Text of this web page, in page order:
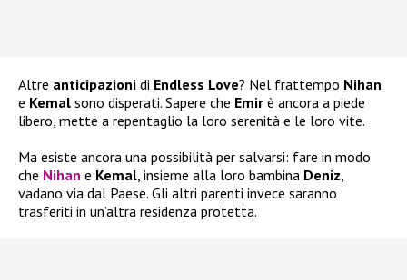
Altre anticipazioni di Endless Love? Nel frattempo Nihan
e Kemal sono disperati. Sapere che Emir è ancora a piede
libero, mette a repentaglio la loro serenità e le loro vite.
Ma esiste ancora una possibilità per salvarsi: fare in modo
che Nihan e Kemal, insieme alla loro bambina Deniz,
vadano via dal Paese. Gli altri parenti invece saranno
trasferiti in un’altra residenza protetta.